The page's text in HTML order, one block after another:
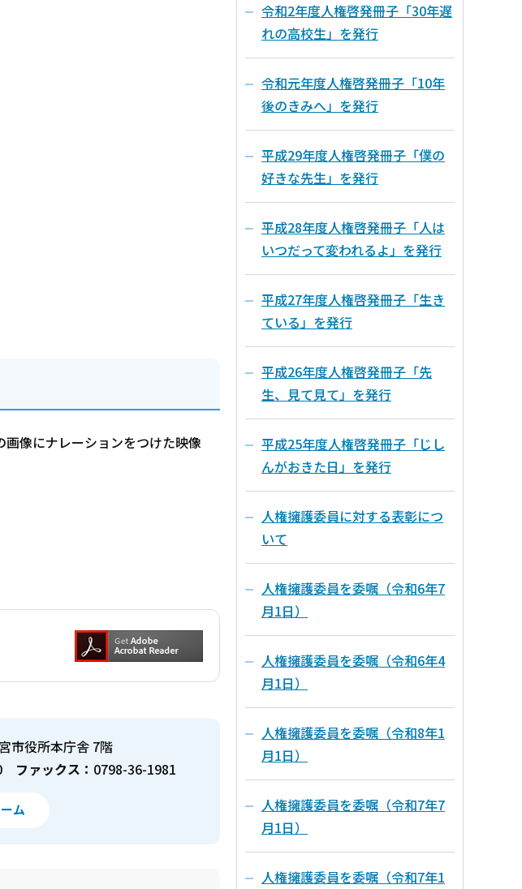
像にナレーションをつけた映像
市役所本庁舎 7階
ファックス： 0798-36-1981
ム
令和2年度人権啓発冊子「30年遅
れの高校生」を発行
令和元年度人権啓発冊子「10年
後のきみへ」を発行
平成29年度人権啓発冊子「僕の
好きな先生」を発行
平成28年度人権啓発冊子「人は
いつだって変われるよ」を発行
平成27年度人権啓発冊子「生き
ている」を発行
平成26年度人権啓発冊子「先
生、見て見て」を発行
平成25年度人権啓発冊子「じし
んがおきた日」を発行
人権擁護委員に対する表彰につ
いて
人権擁護委員を委嘱（令和6年7
月1日）
人権擁護委員を委嘱（令和6年4
月1日）
人権擁護委員を委嘱（令和8年1
月1日）
人権擁護委員を委嘱（令和7年7
月1日）
人権擁護委員を委嘱（令和7年1